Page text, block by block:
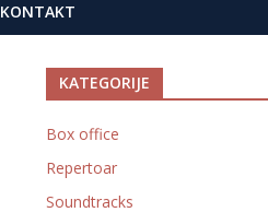
KONTAKT
KATEGORIJE
Box office
Repertoar
Soundtracks